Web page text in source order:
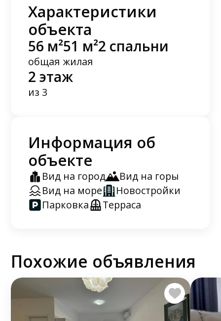
Характеристики
объекта
56 м²
общая
51 м²
жилая
2 спальни
2 этаж
из 3
Информация об
объекте
Вид на город
Вид на горы
Вид на море
Новостройки
Парковка
Терраса
Похожие объявления